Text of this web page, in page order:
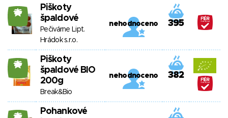
26
Piškoty
špaldové
Pečivárne Lipt.
Hrádok s.r.o.
nehodnoceno 395
26
Piškoty
špaldové BIO
200g
Break&Bio
nehodnoceno 382
26
Pohankové